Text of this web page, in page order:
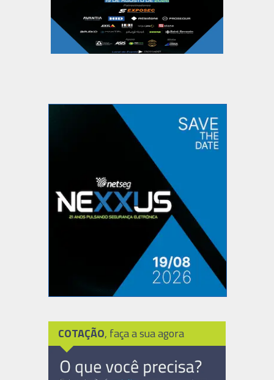
COTAÇÃO, faça a sua agora